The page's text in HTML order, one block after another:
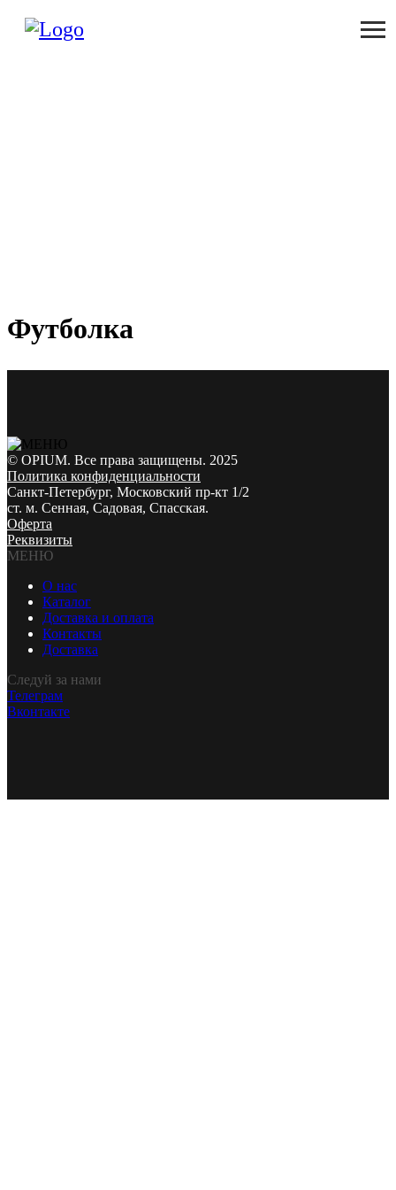
Футболка
© OPIUM. Все права защищены. 2025
Политика конфиденциальности
Санкт-Петербург, Московский пр-кт 1/2
ст. м. Сенная, Садовая, Спасская.
Оферта
Реквизиты
МЕНЮ
О нас
Каталог
Доставка и оплата
Контакты
Доставка
Следуй за нами
Телеграм
Вконтакте